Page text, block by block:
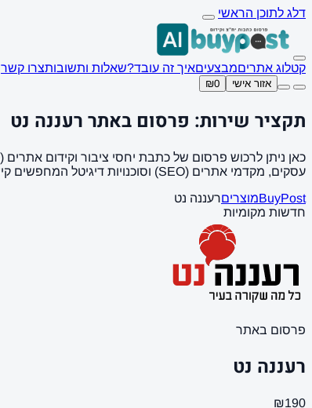
דלג לתוכן הראשי
קטלוג אתריםמבצעיםאיך זה עובד?שאלות ותשובותצרו קשר
אזור אישי ₪0
תקציר שירות: פרסום באתר רעננה נט
עסקים, מקדמי אתרים (SEO) וסוכנויות דיגיטל המחפשים קישורים איכותיים (Backlinks).
BuyPostמוצריםרעננה נט
חדשות מקומיות
פרסום באתר
רעננה נט
₪190